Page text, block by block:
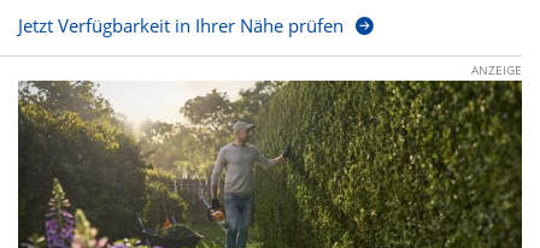
Jetzt Verfügbarkeit in Ihrer Nähe prüfen
ANZEIGE